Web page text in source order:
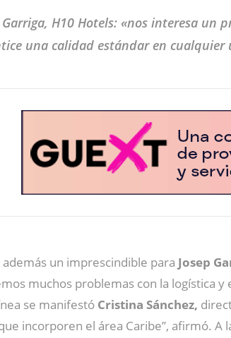
Garriga, H10 Hotels: «nos interesa
una calidad estándar en cualquier
además un imprescindible para Josep
muchos problemas con la logística
se manifestó Cristina Sánchez,
incorporen el área Caribe”, afirmó.